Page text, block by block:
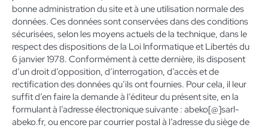
bonne administration du site et à une utilisation normale des
données. Ces données sont conservées dans des conditions
sécurisées, selon les moyens actuels de la technique, dans le
respect des dispositions de la Loi Informatique et Libertés du
6 janvier 1978. Conformément à cette dernière, ils disposent
d’un droit d’opposition, d’interrogation, d’accès et de
rectification des données qu’ils ont fournies. Pour cela, il leur
suffit d’en faire la demande à l’éditeur du présent site, en la
formulant à l’adresse électronique suivante : abeko[@]sarl-
abeko.fr, ou encore par courrier postal à l’adresse du siège de